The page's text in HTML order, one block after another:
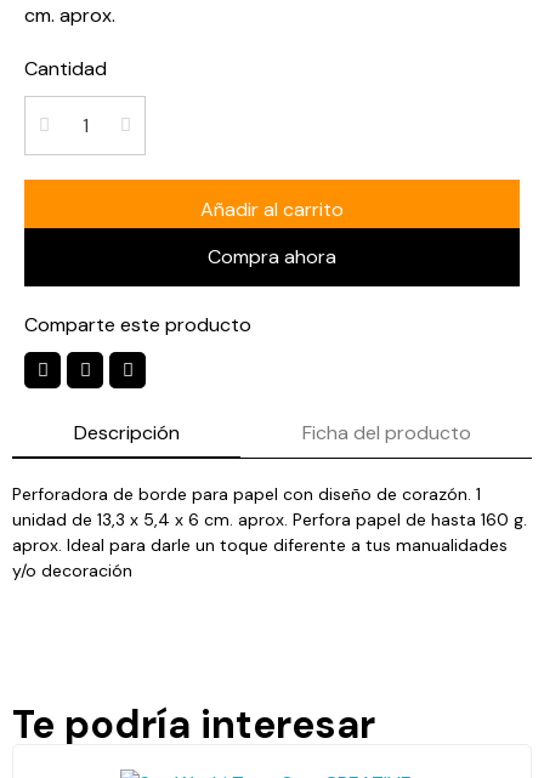
cm. aprox.
Cantidad
Añadir al carrito
Compra ahora
Comparte este producto
Descripción Ficha del producto
Perforadora de borde para papel con diseño de corazón. 1
unidad de 13,3 x 5,4 x 6 cm. aprox. Perfora papel de hasta 160 g.
aprox. Ideal para darle un toque diferente a tus manualidades
y/o decoración
Te podría interesar